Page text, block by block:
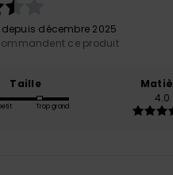
depuis décembre 2025
ce produit
Taille
Trop grand
4.0